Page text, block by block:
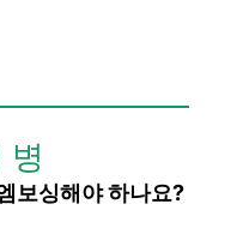
병
보싱해야 하나요?